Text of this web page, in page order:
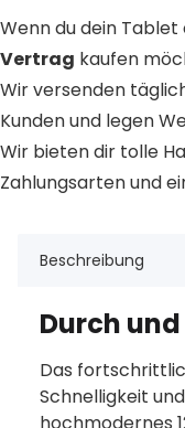
Wenn du dein Tablet
Vertrag kaufen
Wir versenden
Kunden und legen
Wir bieten dir tolle
Zahlungsarten und
Beschreibung
Durch
Das
Schnelligkeit